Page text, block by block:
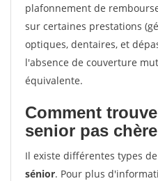
plafonnement de
sur certaines prestations
optiques, dentaires, et
l'absence de couverture
équivalente.
Comment
senior pas
Il existe différentes types de
sénior. Pour plus